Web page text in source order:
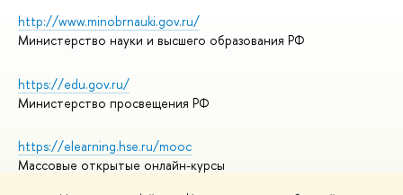
http://www.minobrnauki.gov.ru/
Министерство науки и высшего образования РФ
https://edu.gov.ru/
Министерство просвещения РФ
https://elearning.hse.ru/mooc
Массовые открытые онлайн-курсы